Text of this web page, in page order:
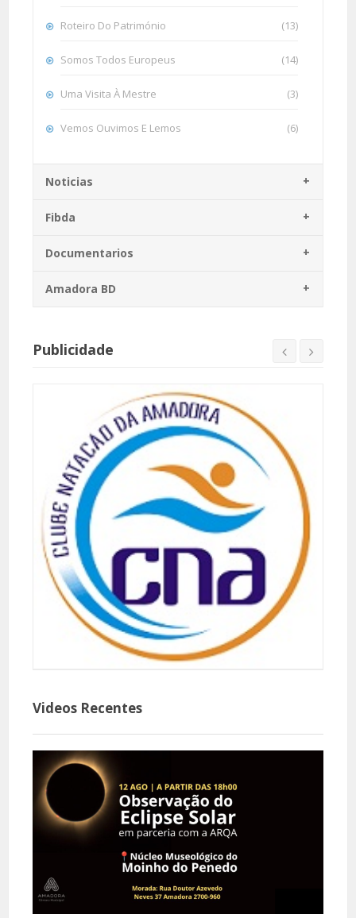
Roteiro Do Património (13)
Somos Todos Europeus (14)
Uma Visita À Mestre (3)
Vemos Ouvimos E Lemos (6)
Noticias
Fibda
Documentarios
Amadora BD
Publicidade
Videos Recentes